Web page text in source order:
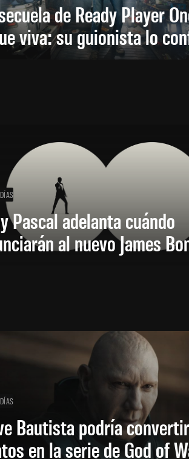
de Ready Player
viva: su guionista lo
Pascal adelanta cuándo
al nuevo James
Bautista podría
en la serie de God of